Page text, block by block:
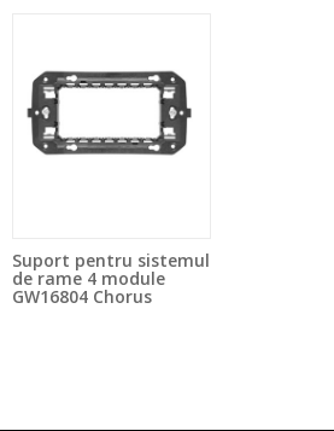
Suport pentru sistemul
de rame 4 module
GW16804 Chorus